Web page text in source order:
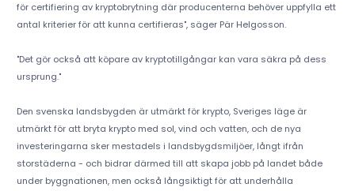
för certifiering av kryptobrytning där producenterna behöver uppfylla ett
antal kriterier för att kunna certifieras", säger Pär Helgosson.
"Det gör också att köpare av kryptotillgångar kan vara säkra på dess
ursprung."
Den svenska landsbygden är utmärkt för krypto, Sveriges läge är
utmärkt för att bryta krypto med sol, vind och vatten, och de nya
investeringarna sker mestadels i landsbygdsmiljöer, långt ifrån
storstäderna - och bidrar därmed till att skapa jobb på landet både
under byggnationen, men också långsiktigt för att underhålla